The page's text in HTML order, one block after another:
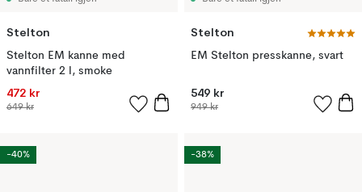
Stelton
Stelton EM kanne med
vannfilter 2 l, smoke
472 kr
649 kr
Stelton
EM Stelton presskanne, svart
549 kr
949 kr
-40% -38%